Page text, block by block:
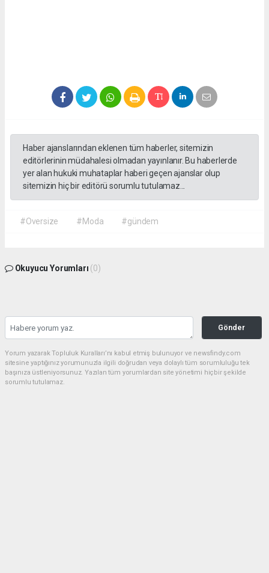
Haber ajanslarından eklenen tüm haberler, sitemizin
editörlerinin müdahalesi olmadan yayınlanır. Bu haberlerde
yer alan hukuki muhataplar haberi geçen ajanslar olup
sitemizin hiç bir editörü sorumlu tutulamaz...
#Oversize #Moda #gündem
Okuyucu Yorumları (0)
Gönder
Yorum yazarak Topluluk Kuralları’nı kabul etmiş bulunuyor ve newsfindy.com
sitesine yaptığınız yorumunuzla ilgili doğrudan veya dolaylı tüm sorumluluğu tek
başınıza üstleniyorsunuz. Yazılan tüm yorumlardan site yönetimi hiçbir şekilde
sorumlu tutulamaz.